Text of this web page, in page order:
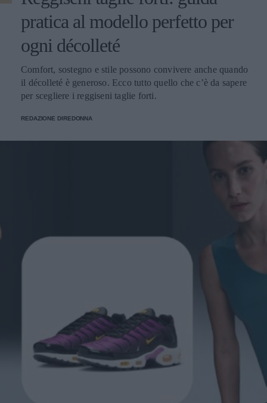
pratica al modello perfetto per
ogni décolleté
Comfort, sostegno e stile possono convivere anche quando
il décolleté è generoso. Ecco tutto quello che c’è da sapere
per scegliere i reggiseni taglie forti.
REDAZIONE DIREDONNA